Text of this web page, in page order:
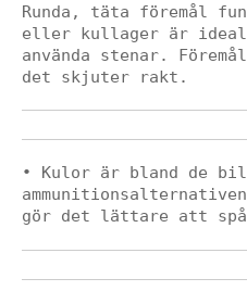
Runda, täta föremål
eller kullager är
använda stenar.
det skjuter rakt.
• Kulor är bland de
gör det lättare att